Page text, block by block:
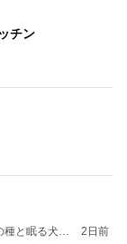
チン
と眠る犬」
2日前